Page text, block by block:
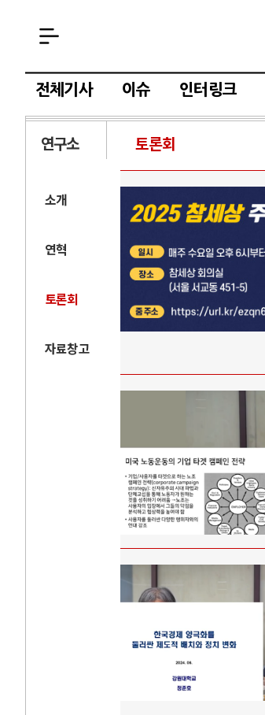
전체기사 이슈 인터링크
연구소 토론회
소개
연혁
토론회
자료창고